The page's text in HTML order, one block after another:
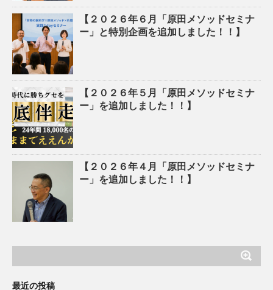
【２０２６年６月「原田メソッドセミナ
ー」と特別企画を追加しました！！】
【２０２６年５月「原田メソッドセミナ
ー」を追加しました！！】
【２０２６年４月「原田メソッドセミナ
ー」を追加しました！！】
最近の投稿